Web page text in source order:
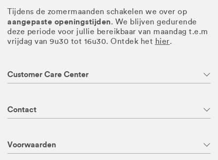
Tijdens de zomermaanden schakelen we over op
aangepaste openingstijden. We blijven gedurende
deze periode voor jullie bereikbaar van maandag t.e.m
vrijdag van 9u30 tot 16u30. Ontdek het hier.
Customer Care Center
Contact
Voorwaarden